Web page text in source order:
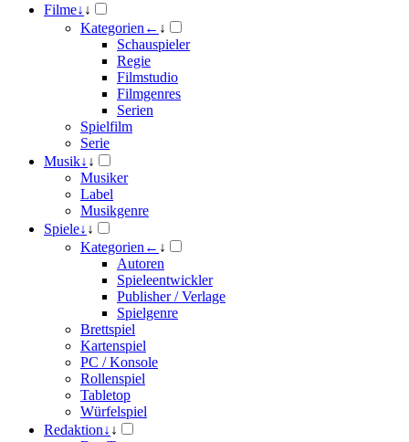
Filme↓ ↓
Kategorien ← ↓
Schauspieler
Regie
Filmstudio
Filmgenres
Serien
Spielfilm
Serie
Musik↓ ↓
Musiker
Label
Musikgenre
Spiele↓ ↓
Kategorien ← ↓
Autoren
Spieleentwickler
Publisher / Verlage
Spielgenre
Brettspiel
Kartenspiel
PC / Konsole
Rollenspiel
Tabletop
Würfelspiel
Redaktion↓ ↓